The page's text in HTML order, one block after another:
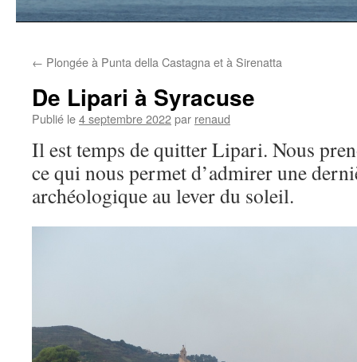
← Plongée à Punta della Castagna et à Sirenatta
De Lipari à Syracuse
Publié le4 septembre 2022par renaud
Il est temps de quitter Lipari. Nous
ce qui nous permet d’admirer une
archéologique au lever du soleil.